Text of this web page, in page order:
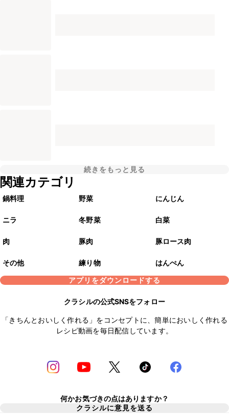
続きをもっと見る
関連カテゴリ
鍋料理 野菜 にんじん
ニラ 冬野菜 白菜
肉 豚肉 豚ロース肉
その他 練り物
はんぺん
アプリをダウンロードする
クラシルの公式SNSをフォロー
「きちんとおいしく作れる」をコンセプトに、簡単においしく作れる
レシピ動画を毎日配信しています。
何かお気づきの点はありますか？
クラシルに意見を送る